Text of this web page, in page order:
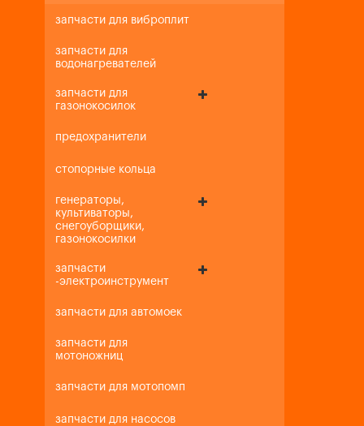
запчасти для виброплит
запчасти для
водонагревателей
запчасти для
газонокосилок
предохранители
стопорные кольца
генераторы,
культиваторы,
снегоуборщики,
газонокосилки
запчасти
-электроинструмент
запчасти для автомоек
запчасти для
мотоножниц
запчасти для мотопомп
запчасти для насосов